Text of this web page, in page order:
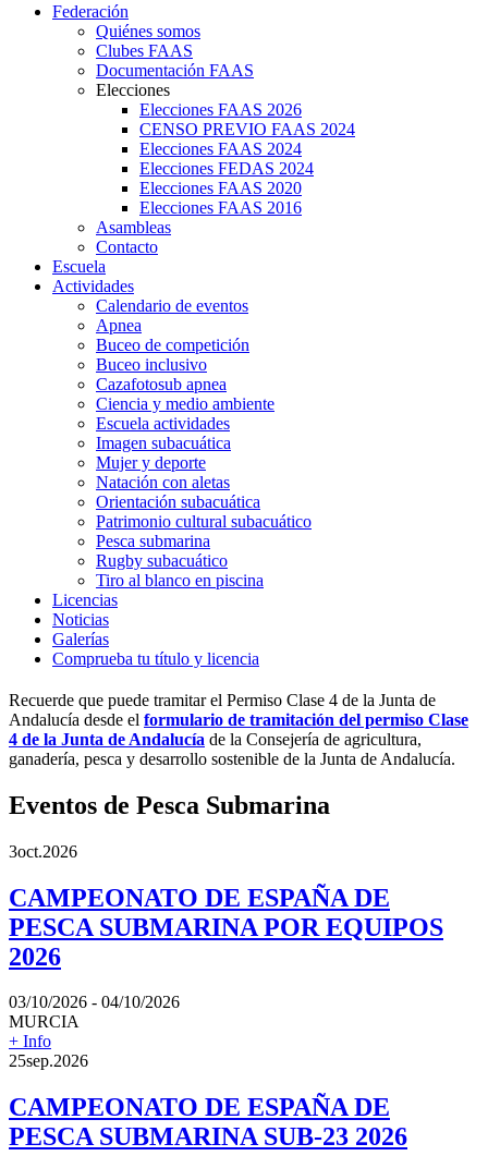
Federación
Quiénes somos
Clubes FAAS
Documentación FAAS
Elecciones
Elecciones FAAS 2026
CENSO PREVIO FAAS 2024
Elecciones FAAS 2024
Elecciones FEDAS 2024
Elecciones FAAS 2020
Elecciones FAAS 2016
Asambleas
Contacto
Escuela
Actividades
Calendario de eventos
Apnea
Buceo de competición
Buceo inclusivo
Cazafotosub apnea
Ciencia y medio ambiente
Escuela actividades
Imagen subacuática
Mujer y deporte
Natación con aletas
Orientación subacuática
Patrimonio cultural subacuático
Pesca submarina
Rugby subacuático
Tiro al blanco en piscina
Licencias
Noticias
Galerías
Comprueba tu título y licencia
Recuerde que puede tramitar el Permiso Clase 4 de la Junta de
Andalucía desde el formulario de tramitación del permiso Clase
4 de la Junta de Andalucía de la Consejería de agricultura,
ganadería, pesca y desarrollo sostenible de la Junta de Andalucía.
Eventos de Pesca Submarina
3oct.2026
CAMPEONATO DE ESPAÑA DE
PESCA SUBMARINA POR EQUIPOS
2026
03/10/2026 - 04/10/2026
MURCIA
+ Info
25sep.2026
CAMPEONATO DE ESPAÑA DE
PESCA SUBMARINA SUB-23 2026